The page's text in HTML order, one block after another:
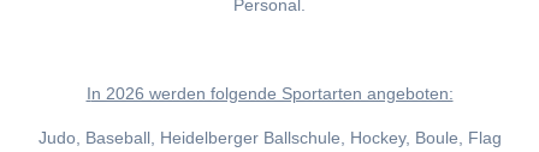
Personal.
In 2026 werden folgende Sportarten angeboten:
Judo, Baseball, Heidelberger Ballschule, Hockey, Boule, Flag